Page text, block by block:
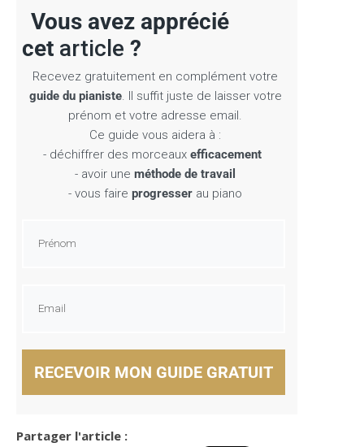
avez apprécié
cet article ?
Recevez gratuitement en complément votre
guide du pianiste. Il suffit juste de laisser votre
prénom et votre adresse email.
Ce guide vous aidera à :
- déchiffrer des morceaux efficacement
- avoir une méthode de travail
- vous faire progresser au piano
RECEVOIR MON GUIDE GRATUIT
Partager l'article :